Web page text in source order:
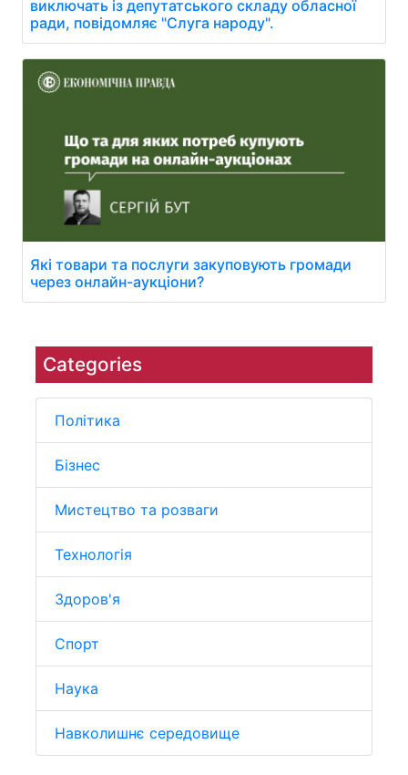
Categories
Політика
Бізнес
Мистецтво та розваги
Технологія
Здоров'я
Спорт
Наука
Навколишнє середовище
виключать із депутатського складу обласної
ради, повідомляє "Слуга народу".
Які товари та послуги закуповують громади
через онлайн-аукціони?